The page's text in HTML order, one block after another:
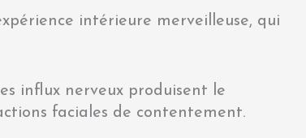
intérieure merveilleuse, qui
influx nerveux produisent le
faciales de contentement.